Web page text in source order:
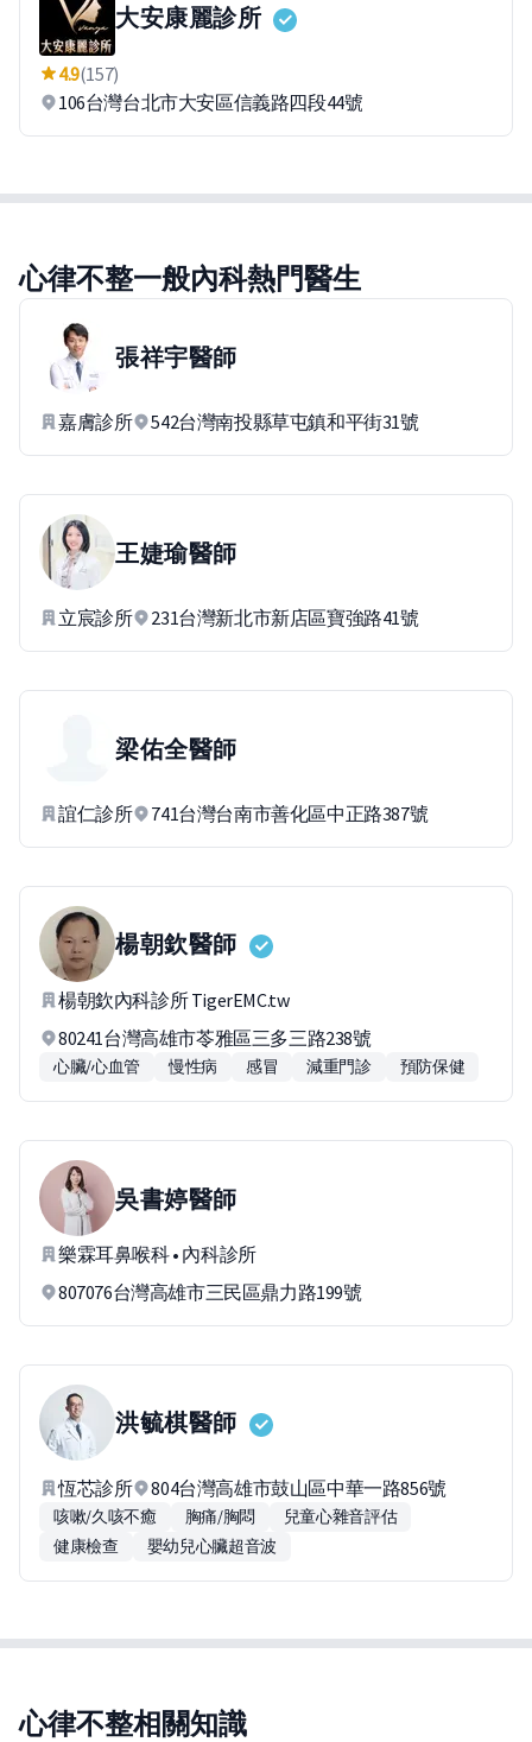
大安康麗診所
4.9(157)
106台灣台北市大安區信義路四段44號
心律不整一般內科熱門醫生
張祥宇醫師
嘉膚診所 542台灣南投縣草屯鎮和平街31號
王婕瑜醫師
立宸診所 231台灣新北市新店區寶強路41號
梁佑全醫師
誼仁診所 741台灣台南市善化區中正路387號
楊朝欽醫師
楊朝欽內科診所 TigerEMC.tw
80241台灣高雄市苓雅區三多三路238號
心臟/心血管 慢性病 感冒 減重門診 預防保健
吳書婷醫師
樂霖耳鼻喉科 • 內科診所
807076台灣高雄市三民區鼎力路199號
洪毓棋醫師
恆芯診所 804台灣高雄市鼓山區中華一路856號
咳嗽/久咳不癒 胸痛/胸悶
兒童心雜音評估
健康檢查
嬰幼兒心臟超音波
心律不整相關知識